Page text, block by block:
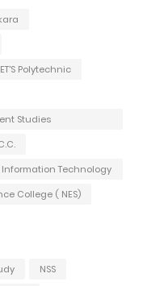
Polytechnic
Studies
Technology
College ( NES)
NSS